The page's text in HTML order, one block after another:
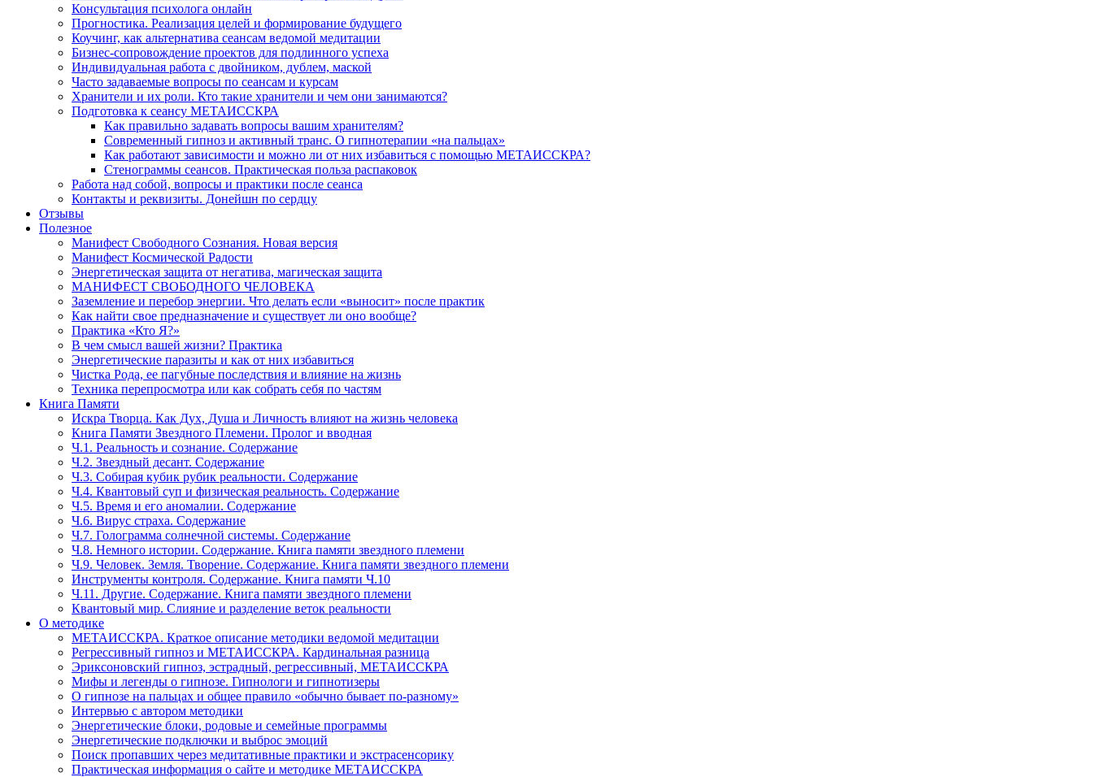
Консультация психолога онлайн
Прогностика. Реализация целей и формирование будущего
Коучинг, как альтернатива сеансам ведомой медитации
Бизнес-сопровождение проектов для подлинного успеха
Индивидуальная работа с двойником, дублем, маской
Часто задаваемые вопросы по сеансам и курсам
Хранители и их роли. Кто такие хранители и чем они занимаются?
Подготовка к сеансу МЕТАИССКРА
Как правильно задавать вопросы вашим хранителям?
Современный гипноз и активный транс. О гипнотерапии «на пальцах»
Как работают зависимости и можно ли от них избавиться с помощью МЕТАИССКРА?
Стенограммы сеансов. Практическая польза распаковок
Работа над собой, вопросы и практики после сеанса
Контакты и реквизиты. Донейшн по сердцу
Отзывы
Полезное
Манифест Свободного Сознания. Новая версия
Манифест Космической Радости
Энергетическая защита от негатива, магическая защита
МАНИФЕСТ СВОБОДНОГО ЧЕЛОВЕКА
Заземление и перебор энергии. Что делать если «выносит» после практик
Как найти свое предназначение и существует ли оно вообще?
Практика «Кто Я?»
В чем смысл вашей жизни? Практика
Энергетические паразиты и как от них избавиться
Чистка Рода, ее пагубные последствия и влияние на жизнь
Техника перепросмотра или как собрать себя по частям
Книга Памяти
Искра Творца. Как Дух, Душа и Личность влияют на жизнь человека
Книга Памяти Звездного Племени. Пролог и вводная
Ч.1. Реальность и сознание. Содержание
Ч.2. Звездный десант. Содержание
Ч.3. Собирая кубик рубик реальности. Содержание
Ч.4. Квантовый суп и физическая реальность. Содержание
Ч.5. Время и его аномалии. Содержание
Ч.6. Вирус страха. Содержание
Ч.7. Голограмма солнечной системы. Содержание
Ч.8. Немного истории. Содержание. Книга памяти звездного племени
Ч.9. Человек. Земля. Творение. Содержание. Книга памяти звездного племени
Инструменты контроля. Содержание. Книга памяти Ч.10
Ч.11. Другие. Содержание. Книга памяти звездного племени
Квантовый мир. Слияние и разделение веток реальности
О методике
МЕТАИССКРА. Краткое описание методики ведомой медитации
Регрессивный гипноз и МЕТАИССКРА. Кардинальная разница
Эриксоновский гипноз, эстрадный, регрессивный, МЕТАИССКРА
Мифы и легенды о гипнозе. Гипнологи и гипнотизеры
О гипнозе на пальцах и общее правило «обычно бывает по-разному»
Интервью с автором методики
Энергетические блоки, родовые и семейные программы
Энергетические подключки и выброс эмоций
Поиск пропавших через медитативные практики и экстрасенсорику
Практическая информация о сайте и методике МЕТАИССКРА